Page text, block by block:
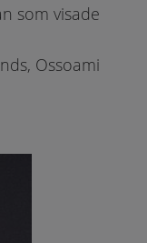
som visade
Ossoami